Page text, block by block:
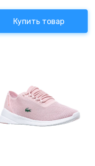
Купить товар